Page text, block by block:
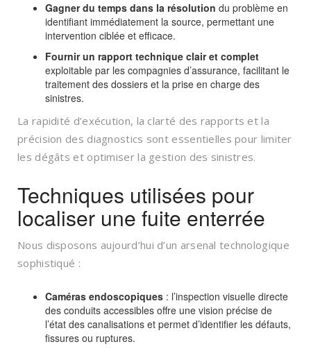
Gagner du temps dans la résolution du problème en
identifiant immédiatement la source, permettant une
intervention ciblée et efficace.
Fournir un rapport technique clair et complet
exploitable par les compagnies d’assurance, facilitant le
traitement des dossiers et la prise en charge des
sinistres.
La rapidité d’exécution, la clarté des rapports et la
précision des diagnostics sont essentielles pour limiter
les dégâts et optimiser la gestion des sinistres.
Techniques utilisées pour
localiser une fuite enterrée
Nous disposons aujourd’hui d’un arsenal technologique
sophistiqué :
Caméras endoscopiques : l’inspection visuelle directe
des conduits accessibles offre une vision précise de
l’état des canalisations et permet d’identifier les défauts,
fissures ou ruptures.